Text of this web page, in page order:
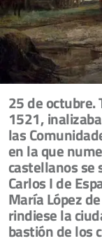
25 de octubre.
1521,
las
en la que
castellanos se
Carlos I de
María López
rindiese la
bastión de los